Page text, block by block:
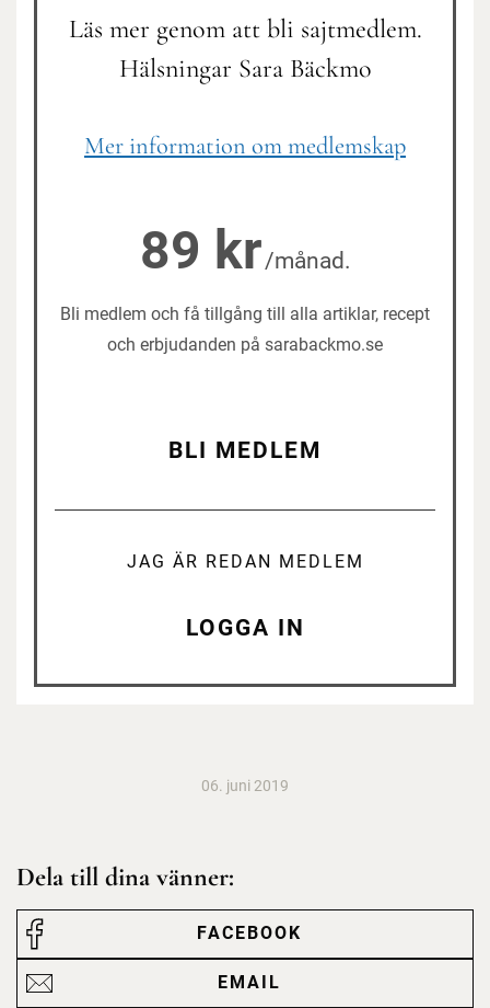
Läs mer genom att bli sajtmedlem.
Hälsningar Sara Bäckmo
Mer information om medlemskap
89 kr/månad.
Bli medlem och få tillgång till alla artiklar, recept
och erbjudanden på sarabackmo.se
BLI MEDLEM
JAG ÄR REDAN MEDLEM
LOGGA IN
06. juni 2019
Dela till dina vänner:
FACEBOOK
EMAIL